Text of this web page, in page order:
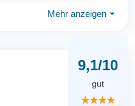
Mehr anzeigen ⏷
9,1/10
gut
★★★★